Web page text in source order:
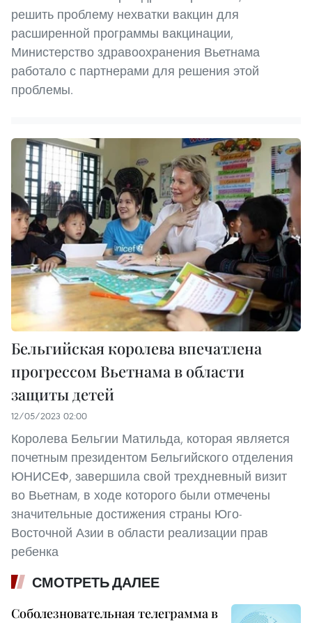
решить проблему нехватки вакцин для
расширенной программы вакцинации,
Министерство здравоохранения Вьетнама
работало с партнерами для решения этой
проблемы.
Бельгийская королева впечатлена
прогрессом Вьетнама в области
защиты детей
12/05/2023 02:00
Королева Бельгии Матильда, которая является
почетным президентом Бельгийского отделения
ЮНИСЕФ, завершила свой трехдневный визит
во Вьетнам, в ходе которого были отмечены
значительные достижения страны Юго-
Восточной Азии в области реализации прав
ребенка
СМОТРЕТЬ ДАЛЕЕ
Соболезновательная телеграмма в